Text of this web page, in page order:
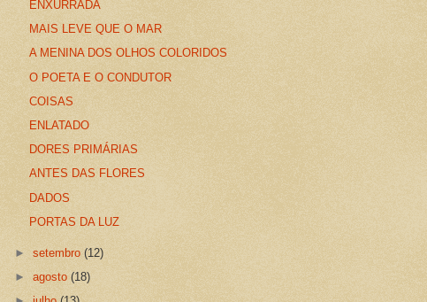
ENXURRADA
MAIS LEVE QUE O MAR
A MENINA DOS OLHOS COLORIDOS
O POETA E O CONDUTOR
COISAS
ENLATADO
DORES PRIMÁRIAS
ANTES DAS FLORES
DADOS
PORTAS DA LUZ
►setembro(12)
►agosto(18)